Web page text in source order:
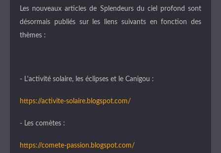
Les nouveaux articles de Splendeurs du ciel profond sont
désormais publiés sur les liens suivants en fonction des
thèmes :
- L'activité solaire, les éclipses et le Canigou :
https://activite-solaire.blogspot.com/
- Les comètes :
https://comete-passion.blogspot.com/